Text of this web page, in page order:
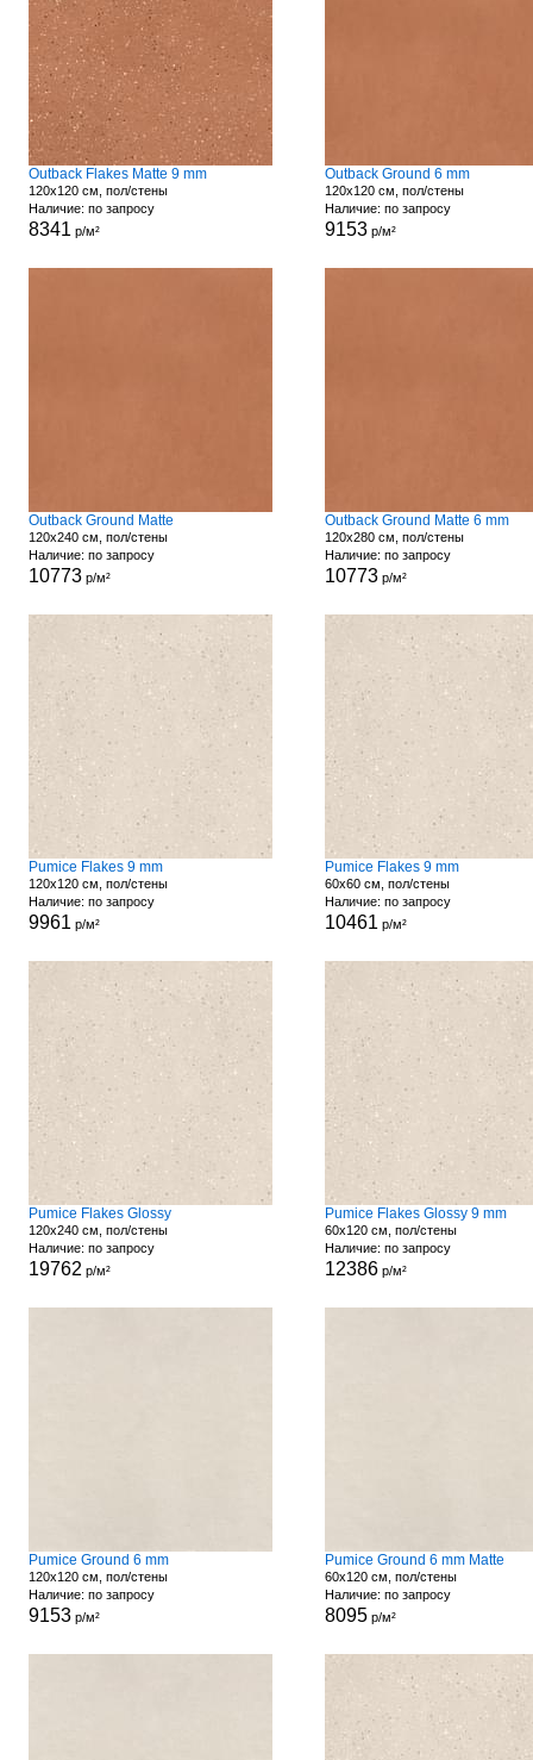
Outback Flakes Matte 9 mm
120x120 см, пол/стены
Наличие: по запросу
8341 р/м²
Outback Ground 6 mm
120x120 см, пол/стены
Наличие: по запросу
9153р/м²
Outback Ground Matte
120x240 см, пол/стены
Наличие: по запросу
10773р/м²
Outback Ground Matte 6 mm
120x280 см, пол/стены
Наличие: по запросу
10773р/м²
Pumice Flakes 9 mm
120x120 см, пол/стены
Наличие: по запросу
9961 р/м²
Pumice Flakes 9 mm
60x60 см, пол/стены
Наличие: по запросу
10461 р/м²
Pumice Flakes Glossy
120x240 см, пол/стены
Наличие: по запросу
19762 р/м²
Pumice Flakes Glossy 9 mm
60x120 см, пол/стены
Наличие: по запросу
12386р/м²
Pumice Ground 6 mm
120x120 см, пол/стены
Наличие: по запросу
9153р/м²
Pumice Ground 6 mm Matte
60x120 см, пол/стены
Наличие: по запросу
8095р/м²